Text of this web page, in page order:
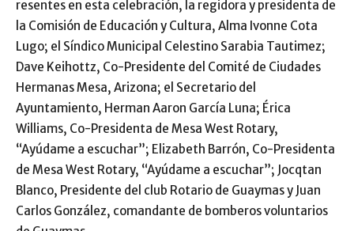
resentes en esta celebración, la regidora y presidenta de
la Comisión de Educación y Cultura, Alma Ivonne Cota
Lugo; el Síndico Municipal Celestino Sarabia Tautimez;
Dave Keihottz, Co-Presidente del Comité de Ciudades
Hermanas Mesa, Arizona; el Secretario del
Ayuntamiento, Herman Aaron García Luna; Érica
Williams, Co-Presidenta de Mesa West Rotary,
“Ayúdame a escuchar”; Elizabeth Barrón, Co-Presidenta
de Mesa West Rotary, “Ayúdame a escuchar”; Jocqtan
Blanco, Presidente del club Rotario de Guaymas y Juan
Carlos González, comandante de bomberos voluntarios